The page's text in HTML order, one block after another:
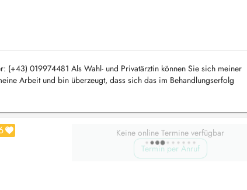
(+43) 019974481 Als Wahl- und Privatärztin können Sie sich meiner
Arbeit und bin überzeugt, dass sich das im Behandlungserfolg
glückli...
Keine online Termine verfügbar
Termin per Anruf